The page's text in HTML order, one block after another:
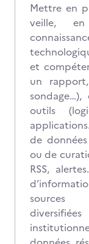
Mettre en
veille,
et
un
outils
de
ou de
RSS,
sources